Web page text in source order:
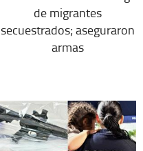
de migrantes
secuestrados; aseguraron
armas